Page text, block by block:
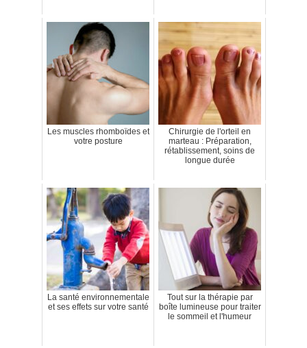
Les muscles rhomboïdes et
votre posture
Chirurgie de l'orteil en
marteau : Préparation,
rétablissement, soins de
longue durée
La santé environnementale
et ses effets sur votre santé
Tout sur la thérapie par
boîte lumineuse pour traiter
le sommeil et l'humeur